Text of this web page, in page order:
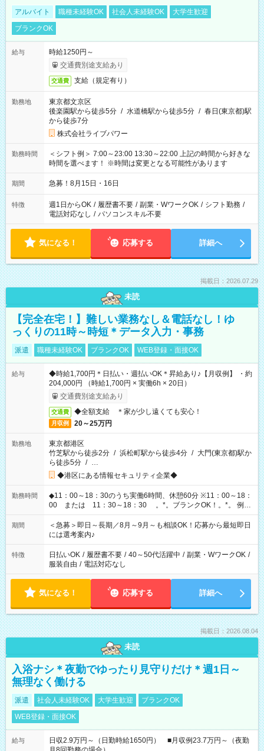
アルバイト 職種未経験OK 社会人未経験OK
大学生歓迎
ブランクOK
給与
時給1250円～
交通費別途支給あり
交通費 支給（規定有り）
勤務地
東京都文京区
後楽園駅から徒歩5分 / 水道橋駅から徒歩5分 / 春日(東京都)駅
から徒歩7分
株式会社ライブパワー
勤務時間
＜シフト例＞ 7:00～23:00 13:30～22:00 上記の時間から好きな
時間を選べます！ ※時間は変更となる可能性があります
期間 急募！8月15日・16日
特徴 週1日からOK / 履歴書不要 / 副業・WワークOK / シフト勤務 /
電話対応なし / パソコンスキル不要
気になる！ 応募する 詳細へ
掲載日：2026.07.29
未読
【完全在宅！】難しい業務なし＆電話なし！ゆ
っくりの11時～時短＊データ入力・事務
派遣 職種未経験OK ブランクOK WEB登録・面接OK
給与
◆時給1,700円＊日払い・週払いOK＊昇給あり♪【月収例】 ・約
204,000円 （時給1,700円 × 実働6h × 20日）
交通費別途支給あり
交通費 ◆全額支給 ＊家が少し遠くても安心！
月収例 20～25万円
勤務地
東京都港区
竹芝駅から徒歩2分 / 浜松町駅から徒歩4分 / 大門(東京都)駅か
ら徒歩5分 / …
◆港区にある情報セキュリティ企業◆
勤務時間
◆11：00～18：30のうち実働6時間、休憩60分 ※11：00～18：
00 または 11：30～18：30 。*。ブランクOK！。*。 例え
ば前職が、 在宅/財団法人/事務/コールセンター/受付/販売/カフェ
スタッフ スイーツ販売/ホテルフロント/化粧品販売/など 様々な
業界から入社して活躍されています♪
期間
＜急募＞即日～長期／8月～9月～も相談OK！応募から最短即日
には選考案内♪
特徴 日払いOK / 履歴書不要 / 40～50代活躍中 / 副業・WワークOK /
服装自由 / 電話対応なし
気になる！ 応募する 詳細へ
掲載日：2026.08.04
未読
入浴ナシ＊夜勤でゆったり見守りだけ＊週1日～
無理なく働ける
派遣 社会人未経験OK 大学生歓迎
ブランクOK
WEB登録・面接OK
給与
日収2.9万円～（日勤時給1650円） ■月収例23.7万円～（夜勤